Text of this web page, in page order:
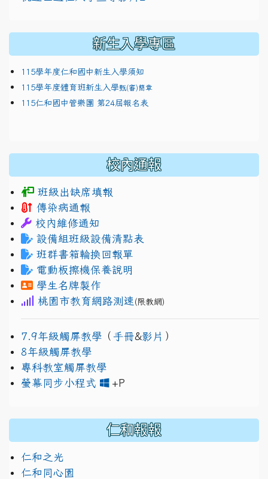
新生入學專區
115學年度仁和國中新生入學須知
115學年度體育班新生入學甄(審)簡章
115仁和國中管樂團 第24屆報名表
校內通報
班級出缺席填報
傳染病通報
校內維修通知
設備組班級設備清點表
班群書箱輪換回報單
電動板擦機保養說明
學生名牌製作
桃園市教育網路測速 (限教網)
7.9年級觸屏教學 （ 手冊&影片 ）
8年級觸屏教學
專科教室觸屏教學
螢幕同步小程式
+P
仁和報報
仁和之光
仁和同心園